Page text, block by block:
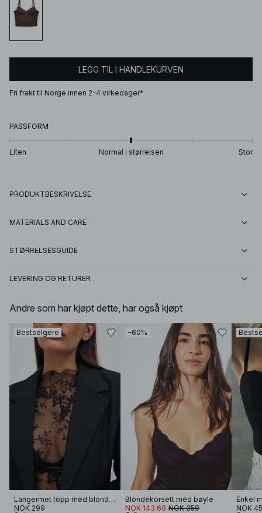
LEGG TIL I HANDLEKURVEN
Fri frakt til Norge innen 2-4 virkedager*
PASSFORM
Liten Normal i størrelsen Stor
PRODUKTBESKRIVELSE
MATERIALS AND CARE
STØRRELSESGUIDE
LEVERING OG RETURER
Andre som har kjøpt dette, har også kjøpt
Bestselgere
Langermet topp med blonder
NOK 299
−60%
Blondekorsett med bøyle
NOK 143.60 NOK 359
Enkel
NOK